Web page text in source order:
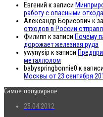
Евгений к записи
работу с опасными
Александр Борисович к
отходов в России
Филипп к записи Почему
дорожает железная руда
ywynysip к записи
металлолом
babyspringbonnie0 к записи
Москвы от 23 сентября
Самое популярное
25.04.2012